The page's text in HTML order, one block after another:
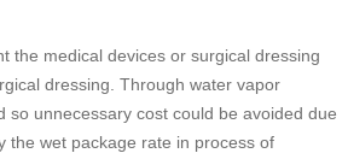
the medical devices or surgical dressing
dressing. Through water vapor
unnecessary cost could be avoided due
the wet package rate in process of